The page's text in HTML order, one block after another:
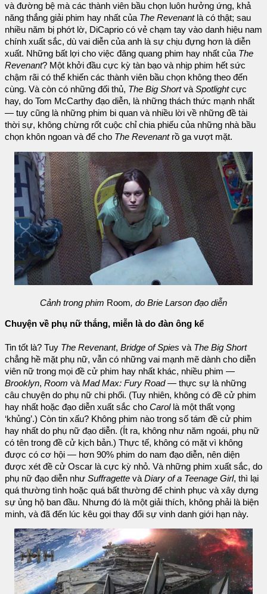
và đường bệ mà các thành viên bầu chọn luôn hưởng ứng, khả
năng thắng giải phim hay nhất của The Revenant là có thật; sau
nhiều năm bị phớt lờ, DiCaprio có vẻ chạm tay vào danh hiệu nam
chính xuất sắc, dù vai diễn của anh là sự chịu đựng hơn là diễn
xuất. Những bất lợi cho việc đăng quang phim hay nhất của The
Revenant? Một khởi đầu cực kỳ tàn bạo và nhịp phim hết sức
chậm rãi có thể khiến các thành viên bầu chọn không theo đến
cùng. Và còn có những đối thủ, The Big Shortvà Spotlightcực
hay, do Tom McCarthy đạo diễn, là những thách thức mạnh nhất
— tuy cũng là những phim bi quan và nhiều lời về những đề tài
thời sự, không chừng rốt cuộc chỉ chia phiếu của những nhà bầu
chọn khôn ngoan và để cho The Revenantrồ ga vượt mặt.
Cảnh trong phim Room, do Brie Larson đạo diễn
Chuyện về phụ nữ thắng, miễn là do đàn ông kể
Tin tốt là? Tuy The Revenant, Bridge of Spies và The Big Short
chẳng hề mặt phụ nữ, vẫn có những vai mạnh mẽ dành cho diễn
viên nữ trong mọi đề cử phim hay nhất khác, nhiều phim —
Brooklyn, Room và Mad Max: Fury Road— thực sự là những
câu chuyện do phụ nữ chi phối. (Tuy nhiên, không có đề cử phim
hay nhất hoặc đạo diễn xuất sắc cho Carol là một thất vọng
‘khủng’.) Còn tin xấu? Không phim nào trong số tám đề cử phim
hay nhất do phụ nữ đạo diễn. (Ít ra, không như năm ngoái, phụ nữ
có tên trong đề cử kịch bản.) Thực tế, không có mặt vì không
được có cơ hội — hơn 90% phim do nam đạo diễn, nên diện
được xét đề cử Oscar là cực kỳ nhỏ. Và những phim xuất sắc, do
phụ nữ đạo diễn như Suffragette và Diary of a Teenage Girl, thì lại
quá thường tình hoặc quá bất thường để chinh phục và xây dựng
sự ủng hộ ban đầu. Nhưng đó là một giải thích, không phải là biện
minh, và đã đến lúc kêu gọi thay đổi sự vinh danh giới hạn này.